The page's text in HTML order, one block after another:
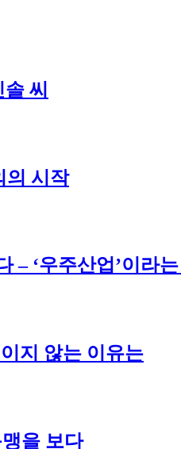
씨
의 시작
– ‘우주산업’이라
지 않는 이유는
을 보다